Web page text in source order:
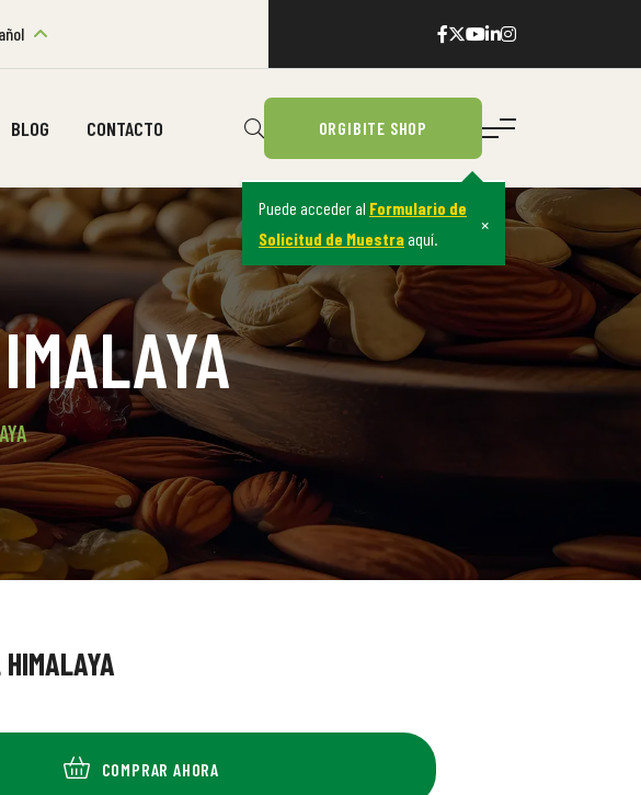
BLOG CONTACTO ORGIBITE SHOP
Puede acceder al Formulario de
Solicitud de Muestraaquí.
×
COMPRAR AHORA